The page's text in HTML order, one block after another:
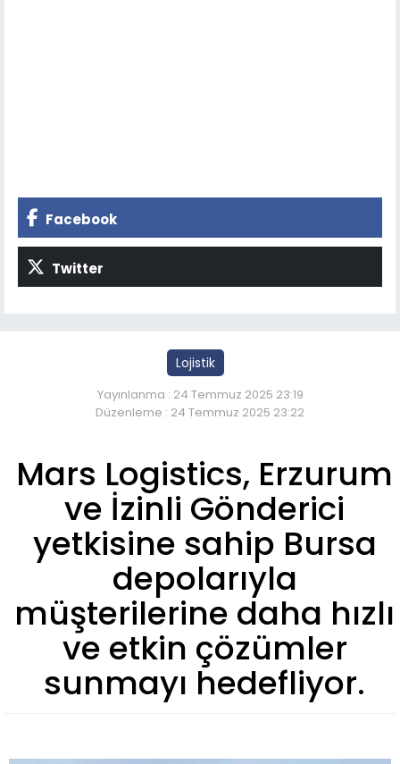
Facebook
Twitter
Lojistik
Yayınlanma : 24 Temmuz 2025 23:19
Düzenleme : 24 Temmuz 2025 23:22
Mars Logistics, Erzurum
ve İzinli Gönderici
yetkisine sahip Bursa
depolarıyla
müşterilerine daha hızlı
ve etkin çözümler
sunmayı hedefliyor.